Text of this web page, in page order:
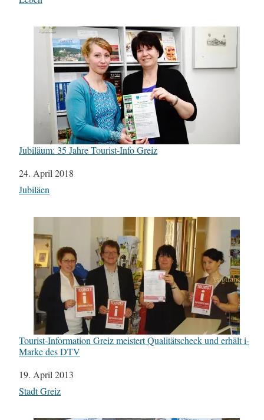
Jubiläum: 35 Jahre Tourist-Info Greiz
Datum
24. April 2018
In Bezug auf
Jubiläen
Tourist-Information Greiz meistert Qualitätscheck und erhält i-
Marke des DTV
Datum
19. April 2013
In Bezug auf
Stadt Greiz